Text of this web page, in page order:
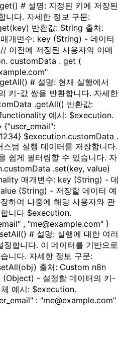
# 설명: 지정된 키에 저장된
니다. 자세한 정보 구문:
반환값: String 출처:
개변수: key (String) - 데이터
이전에 저장된 사용자의 이메
customData . get (
# 설명: 현재 실행에서
키-값 쌍을 반환합니다. 자세한
.getAll() 반환값:
예시: $execution.
$execution.customData .
텀 실행 데이터를 저장합니다.
쉽게 필터링할 수 있습니다. 자
.set(key, value)
매개변수: key (String) - 데
(String) - 저장할 데이터 예
하여 나중에 해당 사용자와 관
니다 $execution.
, "me@example.com" )
# 설명: 실행에 대한 여러
합니다. 이 데이터를 기반으로
니다. 자세한 정보 구문:
출처: Custom n8n
- 설정할 데이터의 키-
예시: $execution.
: "me@example.com"